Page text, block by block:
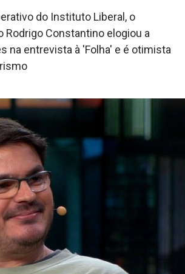
do Instituto Liberal, o
Constantino elogiou a
na entrevista à 'Folha' e é otimista